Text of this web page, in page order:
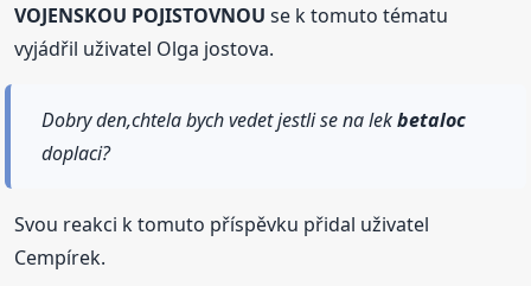
VOJENSKOU POJISTOVNOU se k tomuto tématu
vyjádřil uživatel Olga jostova.
Dobry den,chtela bych vedet jestli se na lekbetaloc
doplaci?
Svou reakci k tomuto příspěvku přidal uživatel
Cempírek.